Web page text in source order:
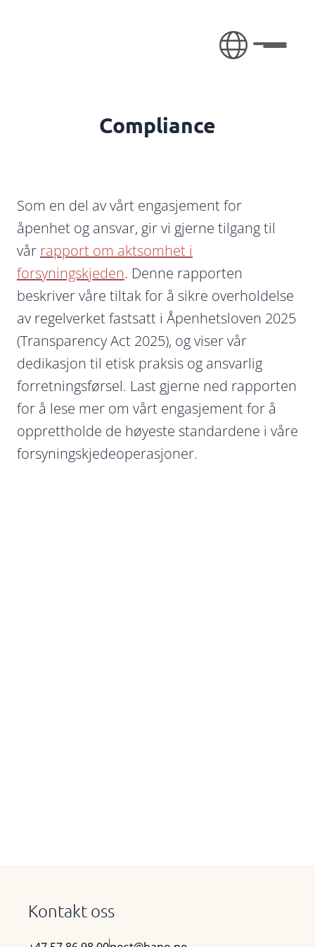
Åpne/
Compliance
Som en del av vårt engasjement for
åpenhet og ansvar, gir vi gjerne tilgang til
vår rapport om aktsomhet i
forsyningskjeden. Denne rapporten
beskriver våre tiltak for å sikre overholdelse
av regelverket fastsatt i Åpenhetsloven 2025
(Transparency Act 2025), og viser vår
dedikasjon til etisk praksis og ansvarlig
forretningsførsel. Last gjerne ned rapporten
for å lese mer om vårt engasjement for å
opprettholde de høyeste standardene i våre
forsyningskjedeoperasjoner.
Kontakt oss